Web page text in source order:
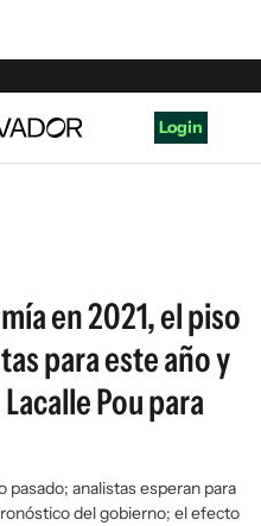
Login
en 2021, el piso
para este año y
Pou para
pasado; analistas esperan para
del gobierno; el efecto